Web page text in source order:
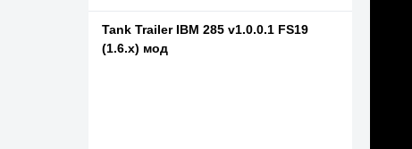
Tank Trailer IBM 285 v1.0.0.1 FS19
(1.6.x) мод